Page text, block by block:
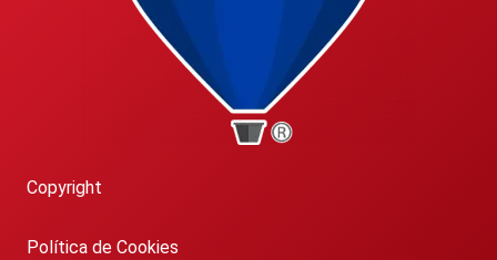
Copyright
Política de Cookies